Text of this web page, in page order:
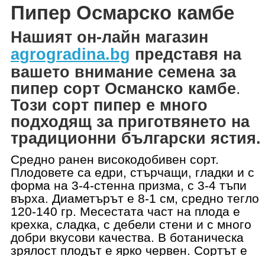
Пипер Осмарско камбе
Нашият он-лайн магазин
agrogradina.bg представя на
вашето внимание семена за
пипер сорт Османско камбе.
Този сорт пипер е много
подходящ за приготвянето на
традиционни български ястия.
Средно ранен високодобивен сорт.
Плодовете са едри, стърчащи, гладки и с
форма на 3-4-стенна призма, с 3-4 тъпи
върха. Диаметърът е 8-1 см, средно тегло
120-140 гр. Месестата част на плода е
крехка, сладка, с дебели стени и с много
добри вкусови качества. В ботаническа
зрялост плодът е ярко червен. Сортът е